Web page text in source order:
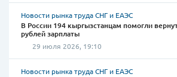
Новости рынка труда СНГ и ЕАЭС
В России 194 кыргызстанцам помогли
рублей зарплаты
29 июля 2026, 19:10
Новости рынка труда СНГ и ЕАЭС